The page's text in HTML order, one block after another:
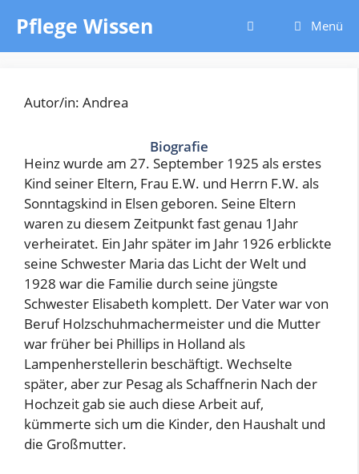
Inhalt
springen
Pflege Wissen Menü
Autor/in: Andrea
Biografie
Heinz wurde am 27. September 1925 als erstes
Kind seiner Eltern, Frau E.W. und Herrn F.W. als
Sonntagskind in Elsen geboren. Seine Eltern
waren zu diesem Zeitpunkt fast genau 1Jahr
verheiratet. Ein Jahr später im Jahr 1926 erblickte
seine Schwester Maria das Licht der Welt und
1928 war die Familie durch seine jüngste
Schwester Elisabeth komplett. Der Vater war von
Beruf Holzschuhmachermeister und die Mutter
war früher bei Phillips in Holland als
Lampenherstellerin beschäftigt. Wechselte
später, aber zur Pesag als Schaffnerin Nach der
Hochzeit gab sie auch diese Arbeit auf,
kümmerte sich um die Kinder, den Haushalt und
die Großmutter.